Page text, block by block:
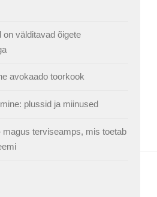
on välditavad õigete
avokaado toorkook
plussid ja miinused
magus terviseamps, mis toetab